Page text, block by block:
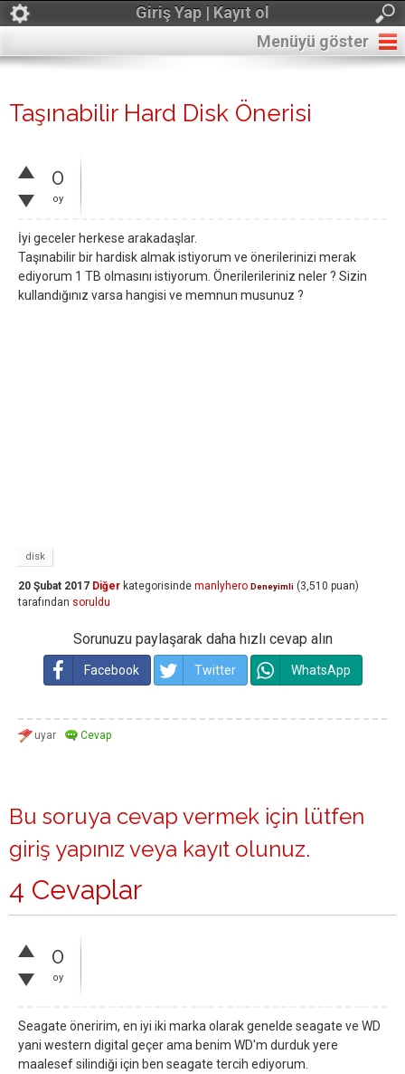
Giriş Yap | Kayıt ol
Menüyü göster
Taşınabilir Hard Disk Önerisi
0
oy
İyi geceler herkese arakadaşlar.
Taşınabilir bir hardisk almak istiyorum ve önerilerinizi merak
ediyorum 1 TB olmasını istiyorum. Önerilerileriniz neler ? Sizin
kullandığınız varsa hangisi ve memnun musunuz ?
disk
20 Şubat 2017 Diğer kategorisinde manlyhero Deneyimli (3,510 puan)
tarafından soruldu
Sorunuzu paylaşarak daha hızlı cevap alın
Facebook Twitter WhatsApp
Bu soruya cevap vermek için lütfen
giriş yapınız veya kayıt olunuz.
4 Cevaplar
0
oy
Seagate öneririm, en iyi iki marka olarak genelde seagate ve WD
yani western digital geçer ama benim WD'm durduk yere
maalesef silindiği için ben seagate tercih ediyorum.